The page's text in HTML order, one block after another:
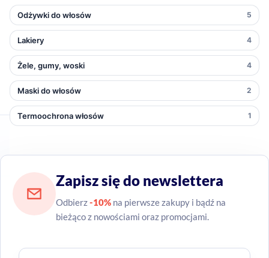
Odżywki do włosów 5
Lakiery 4
Żele, gumy, woski 4
Maski do włosów 2
Termoochrona włosów 1
Zapisz się do newslettera
Odbierz-10% na pierwsze zakupy i bądź na
bieżąco z nowościami oraz promocjami.